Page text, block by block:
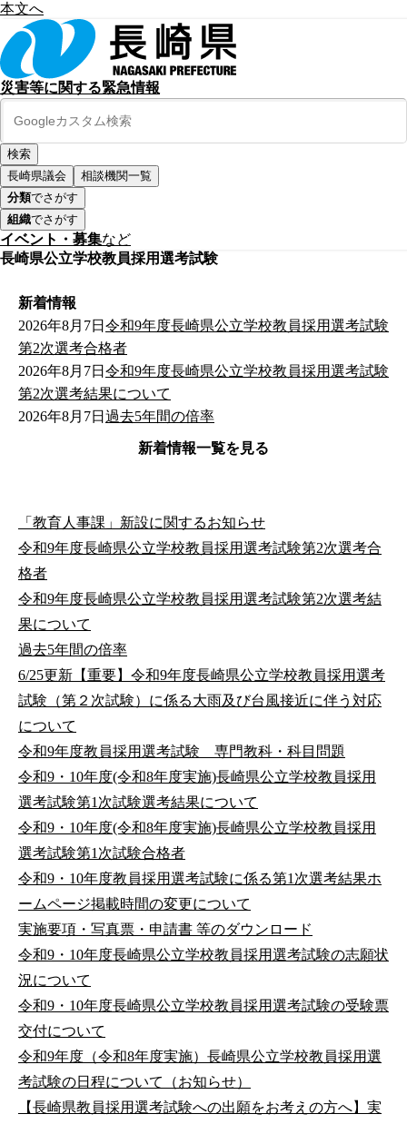
本文へ
災害等に関する緊急情報
長崎県議会
相談機関一覧
分類でさがす
組織でさがす
イベント・募集など
長崎県公立学校教員採用選考試験
新着情報
2026年8月7日 令和9年度長崎県公立学校教員採用選考試験
第2次選考合格者
2026年8月7日 令和9年度長崎県公立学校教員採用選考試験
第2次選考結果について
2026年8月7日 過去5年間の倍率
新着情報一覧を見る
「教育人事課」新設に関するお知らせ
令和9年度長崎県公立学校教員採用選考試験第2次選考合
格者
令和9年度長崎県公立学校教員採用選考試験第2次選考結
果について
過去5年間の倍率
6/25更新【重要】令和9年度長崎県公立学校教員採用選考
試験（第２次試験）に係る大雨及び台風接近に伴う対応
について
令和9年度教員採用選考試験 専門教科・科目問題
令和9・10年度(令和8年度実施)長崎県公立学校教員採用
選考試験第1次試験選考結果について
令和9・10年度(令和8年度実施)長崎県公立学校教員採用
選考試験第1次試験合格者
令和9・10年度教員採用選考試験に係る第1次選考結果ホ
ームページ掲載時間の変更について
実施要項・写真票・申請書 等のダウンロード
令和9・10年度長崎県公立学校教員採用選考試験の志願状
況について
令和9・10年度長崎県公立学校教員採用選考試験の受験票
交付について
令和9年度（令和8年度実施）長崎県公立学校教員採用選
考試験の日程について（お知らせ）
【長崎県教員採用選考試験への出願をお考えの方へ】実